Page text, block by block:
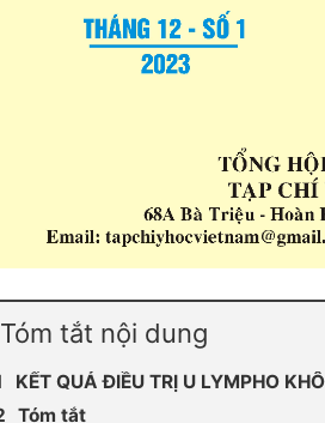
Tóm tắt nội dung
KẾT QUẢ ĐIỀU TRỊ U LYMPHO
Tóm tắt